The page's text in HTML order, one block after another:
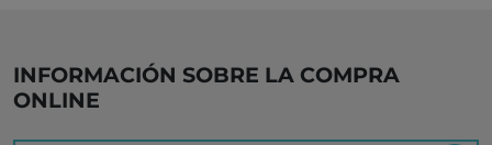
INFORMACIÓN SOBRE LA COMPRA
ONLINE